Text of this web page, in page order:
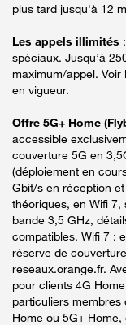
plus tard jusqu'à 12
Les appels illimités
spéciaux. Jusqu’à
maximum/appel.
en vigueur.
Offre 5G+ Home
accessible
couverture 5G en
(déploiement en
Gbit/s en réception
théoriques, en Wifi
bande 3,5 GHz,
compatibles. Wifi 7 :
réserve de
reseaux.orange.fr.
pour clients 4G
particuliers
Home ou 5G+